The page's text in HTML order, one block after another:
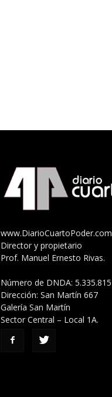
www.DiarioCuartoPoder.com
Director y propietario
Prof. Manuel Ernesto Rivas.
Número de DNDA: 5.335.815
Dirección: San Martín 667
Galería San Martín
Sector Central – Local 1A.